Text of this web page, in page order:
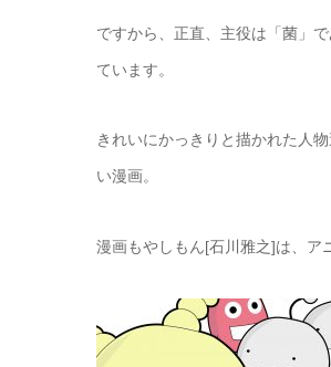
ですから、正直、主役は「菌」
ています。
きれいにかっきりと描かれた人
い漫画。
漫画もやしもん[石川雅之]は、ア